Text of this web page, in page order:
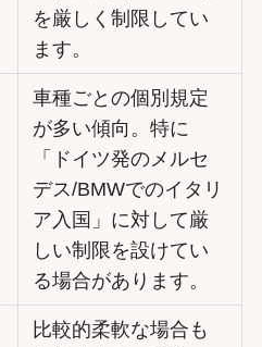
を厳しく制限してい
ます。
車種ごとの個別規定
が多い傾向。特に
「ドイツ発のメルセ
デス/BMWでのイタリ
ア入国」に対して厳
しい制限を設けてい
る場合があります。
比較的柔軟な場合も